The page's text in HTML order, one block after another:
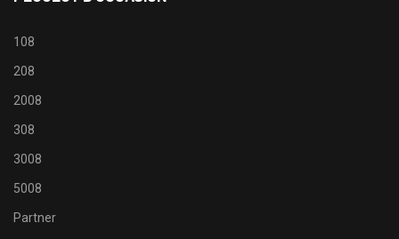
108
208
2008
308
3008
5008
Partner